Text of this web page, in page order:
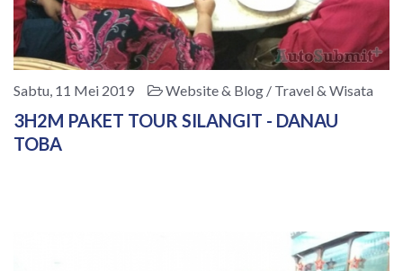
Sabtu, 11 Mei 2019 Website & Blog / Travel & Wisata
3H2M PAKET TOUR SILANGIT - DANAU
TOBA